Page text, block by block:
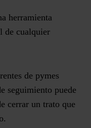
herramienta
de cualquier
de pymes
seguimiento puede
cerrar un trato que